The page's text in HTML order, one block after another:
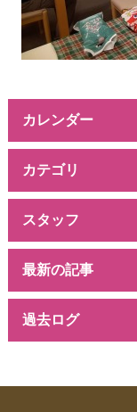
カレンダー
カテゴリ
スタッフ
最新の記事
過去ログ